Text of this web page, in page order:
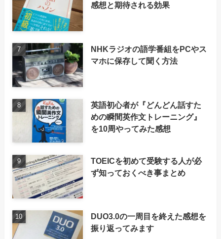
感想と期待される効果
NHKラジオの語学番組をPCやス
マホに保存して聞く方法
英語初心者が『どんどん話すた
めの瞬間英作文トレーニング』
を10周やってみた感想
TOEICを初めて受験する人が必
ず知っておくべき事まとめ
DUO3.0の一周目を終えた感想を
振り返ってみます